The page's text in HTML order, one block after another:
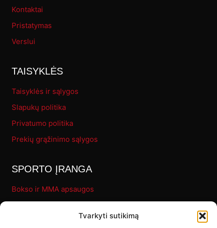
Tvarkyti sutikimą
Kontaktai
Pristatymas
Verslui
TAISYKLĖS
Taisyklės ir sąlygos
Slapukų politika
Privatumo politika
Prekių grąžinimo sąlygos
SPORTO ĮRANGA
Bokso ir MMA apsaugos